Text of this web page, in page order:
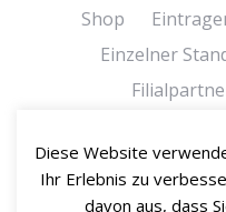
Shop
Einzelner
Bedingungen und
Diese Website
Ihr Erlebnis zu
davon aus, dass